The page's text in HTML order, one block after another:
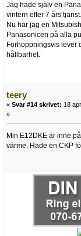
Jag hade själv en
vintern efter 7 års tjänst.
Nu har jag en
Panasonicen på alla
Förhoppningsvis lever
hållbarhet.
teery
« Svar #14 skrivet: 18
»
Min E12DKE är inne
värme. Hade en CKP